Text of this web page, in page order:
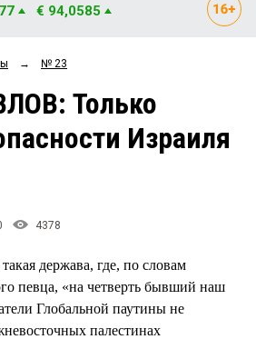
Рейтинги
Блоги
€ 94,0585
→ № 23
Только
Израиля
4378
держава, где, по словам
певца, «на четверть бывший наш
Глобальной паутины не
палестинах